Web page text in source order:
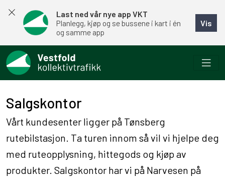
Last ned vår nye app VKT
Planlegg, kjøp og se bussene i kart i én
og samme app
Vis
Salgskontor
Vårt kundesenter ligger på Tønsberg
rutebilstasjon. Ta turen innom så vil vi hjelpe deg
med ruteopplysning, hittegods og kjøp av
produkter. Salgskontor har vi på Narvesen på